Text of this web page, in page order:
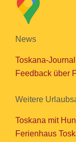
News
Toskana-Journal
Feedback über
Weitere
Toskana mit
Ferienhaus